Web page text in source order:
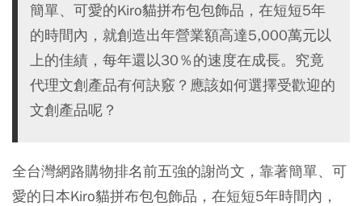
簡單、可愛的Kiro貓拼布包包飾品，在短短5年
的時間內，就創造出年營業額高達5,000萬元以
上的佳績，每年還以30％的速度在成長。究竟
代理文創產品有何訣竅？應該如何選擇受歡迎的
文創產品呢？
全台灣網路購物排名前五強的謝尚文，靠著簡單、可
愛的日本Kiro貓拼布包包飾品，在短短5年時間內，